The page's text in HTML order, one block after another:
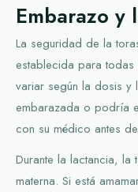
Embarazo y
La seguridad de la
establecida para todas
variar según la dosis y
embarazada o podría
con su médico antes
Durante la lactancia,
materna. Si está